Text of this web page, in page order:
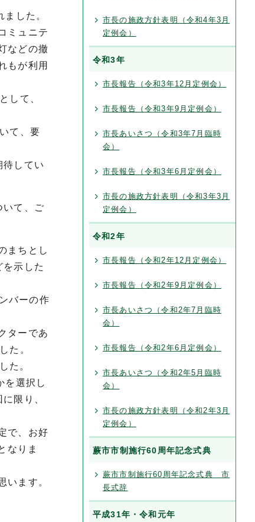
した。
ミュニテ
などの撤
もが利用
して、
て、要
待してい
いて、ご
まちとし
示した
バーの作
ターであ
た。
た。
を選択し
限り、
で、お好
なりま
います。
市長の施政方針表明（令和4年3月
定例会）
令和3年
市長報告（令和3年12月定例会）
市長報告（令和3年9月定例会）
市長あいさつ（令和3年7月臨時
会）
市長報告（令和3年6月定例会）
市長の施政方針表明（令和3年3月
定例会）
令和2年
市長報告（令和2年12月定例会）
市長報告（令和2年9月定例会）
市長あいさつ（令和2年7月臨時
会）
市長報告（令和2年6月定例会）
市長あいさつ（令和2年5月臨時
会）
市長の施政方針表明（令和2年3月
定例会）
蕨市市制施行60周年記念式典
蕨市市制施行60周年記念式典 市
長式辞
平成31年・令和元年